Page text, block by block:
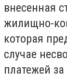
внесенная
жилищно-
которая
случае
платежей